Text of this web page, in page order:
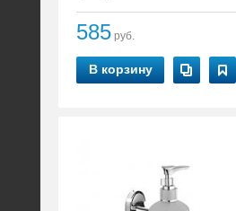
585 руб.
В корзину